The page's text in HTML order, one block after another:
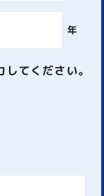
年
てください。